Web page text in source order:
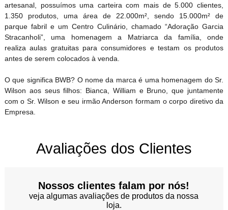
artesanal, possuímos uma carteira com mais de 5.000 clientes,
1.350 produtos, uma área de 22.000m², sendo 15.000m² de
parque fabril e um Centro Culinário, chamado “Adoração Garcia
Stracanholi”, uma homenagem a Matriarca da família, onde
realiza aulas gratuitas para consumidores e testam os produtos
antes de serem colocados à venda.
O que significa BWB? O nome da marca é uma homenagem do Sr.
Wilson aos seus filhos: Bianca, William e Bruno, que juntamente
com o Sr. Wilson e seu irmão Anderson formam o corpo diretivo da
Empresa.
Avaliações dos Clientes
Nossos clientes falam por nós!
veja algumas avaliações de produtos da nossa
loja.